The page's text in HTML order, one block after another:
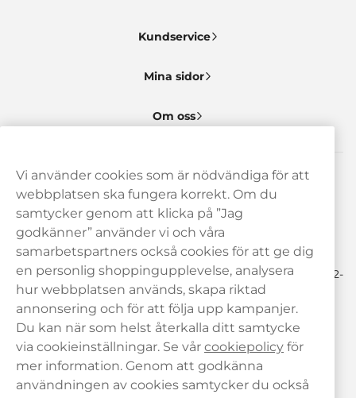
Behöver du hjälp? Kontakta oss gärna!
hej@haypp.com
08 517 910 97
Mån-Tor 8.00-17.00 | Fre 9.00-17.00 | (Lunchstängt må-fre 12-
13)
Kundservice
Mina sidor
Om oss
Vi använder cookies som är nödvändiga för att
webbplatsen ska fungera korrekt. Om du
samtycker genom att klicka på ”Jag
godkänner” använder vi och våra
samarbetspartners också cookies för att ge dig
en personlig shoppingupplevelse, analysera
hur webbplatsen används, skapa riktad
annonsering och för att följa upp kampanjer.
Du kan när som helst återkalla ditt samtycke
via cookieinställningar. Se vår cookiepolicy för
mer information. Genom att godkänna
användningen av cookies samtycker du också